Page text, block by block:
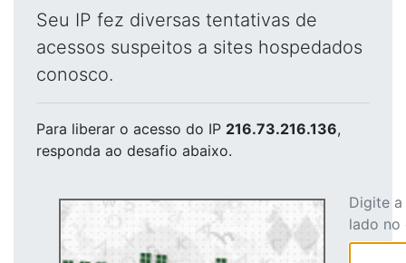
Seu IP fez diversas tentativas de
acessos suspeitos a sites hospedados
conosco.
Para liberar o acesso do IP 216.73.216.136,
responda ao desafio abaixo.
Digite
lado no